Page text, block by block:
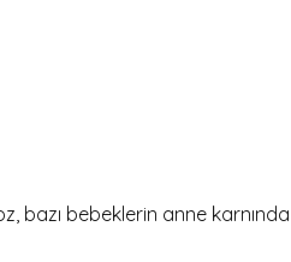
bebeklerin anne karnında